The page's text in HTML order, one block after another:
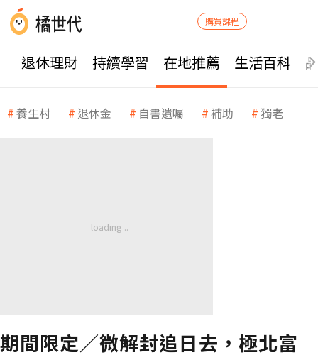
購買課程
退休理財 持續學習 在地推薦 生活百科
養生村 退休金 自書遺囑 補助 獨老
期間限定／微解封追日去，極北富